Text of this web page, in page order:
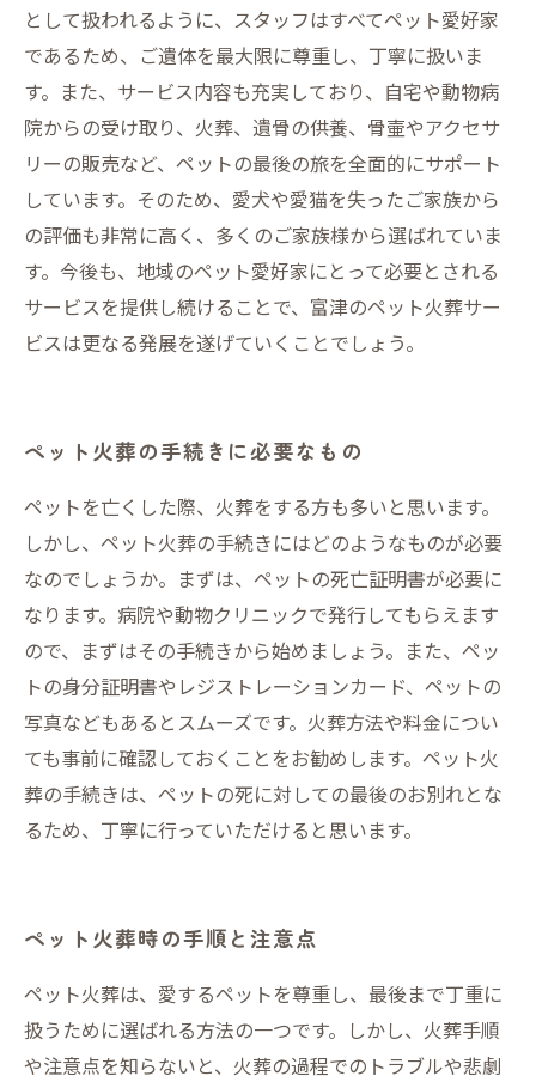
として扱われるように、スタッフはすべてペット愛好家
であるため、ご遺体を最大限に尊重し、丁寧に扱いま
す。また、サービス内容も充実しており、自宅や動物病
院からの受け取り、火葬、遺骨の供養、骨壷やアクセサ
リーの販売など、ペットの最後の旅を全面的にサポート
しています。そのため、愛犬や愛猫を失ったご家族から
の評価も非常に高く、多くのご家族様から選ばれていま
す。今後も、地域のペット愛好家にとって必要とされる
サービスを提供し続けることで、富津のペット火葬サー
ビスは更なる発展を遂げていくことでしょう。
ペット火葬の手続きに必要なもの
ペットを亡くした際、火葬をする方も多いと思います。
しかし、ペット火葬の手続きにはどのようなものが必要
なのでしょうか。まずは、ペットの死亡証明書が必要に
なります。病院や動物クリニックで発行してもらえます
ので、まずはその手続きから始めましょう。また、ペッ
トの身分証明書やレジストレーションカード、ペットの
写真などもあるとスムーズです。火葬方法や料金につい
ても事前に確認しておくことをお勧めします。ペット火
葬の手続きは、ペットの死に対しての最後のお別れとな
るため、丁寧に行っていただけると思います。
ペット火葬時の手順と注意点
ペット火葬は、愛するペットを尊重し、最後まで丁重に
扱うために選ばれる方法の一つです。しかし、火葬手順
や注意点を知らないと、火葬の過程でのトラブルや悲劇